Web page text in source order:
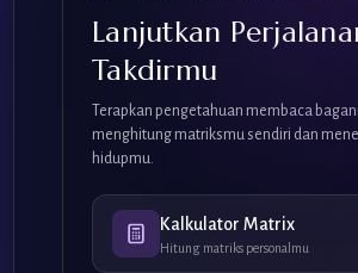
Lanjutkan
Takdirmu
Terapkan pengetahuan membaca
menghitung matriksmu sendiri dan
hidupmu.
Kalkulator Matrix
Hitung matriks personalmu